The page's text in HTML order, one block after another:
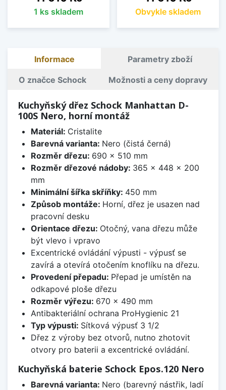
1 ks skladem Obvykle skladem
Informace Parametry zboží
O značce Schock Možnosti a ceny dopravy
Kuchyňský dřez Schock Manhattan D-
100S Nero, horní montáž
Materiál: Cristalite
Barevná varianta: Nero (čistá černá)
Rozměr dřezu: 690 x 510 mm
Rozměr dřezové nádoby: 365 x 448 x 200
mm
Minimální šířka skříňky: 450 mm
Způsob montáže: Horní, dřez je usazen nad
pracovní desku
Orientace dřezu: Otočný, vana dřezu může
být vlevo i vpravo
Excentrické ovládání výpusti - výpusť se
zavírá a otevírá otočením knoflíku na dřezu.
Provedení přepadu: Přepad je umístěn na
odkapové ploše dřezu
Rozměr výřezu: 670 x 490 mm
Antibakteriální ochrana ProHygienic 21
Typ výpusti: Sítková výpusť 3 1/2
Dřez z výroby bez otvorů, nutno zhotovit
otvory pro baterii a excentrické ovládání.
Kuchyňská baterie Schock Epos.120 Nero
Barevná varianta: Nero (barevný nástřik, ladí